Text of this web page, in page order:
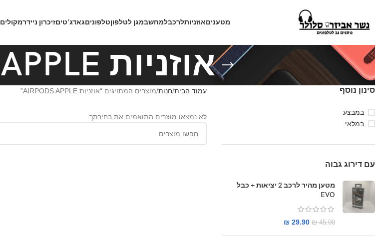
מטעניםאוזניותלרכבלמחשבמגן לטלפוןטלפוניםגאדג’טיםזיכרון ניידרמקולים
אוזניות AIRPODS APPLE
סינון נוסף
במבצע
במלאי
עם דירוג גבוה
מטען מהיר לרכב 2 יציאות + כבל
EVO
₪45.00
₪ 29.90
עמוד הבית חנות מוצרים המתויגים “אוזניות AIRPODS APPLE”
לא נמצאו מוצרים התואמים את בחירתך.